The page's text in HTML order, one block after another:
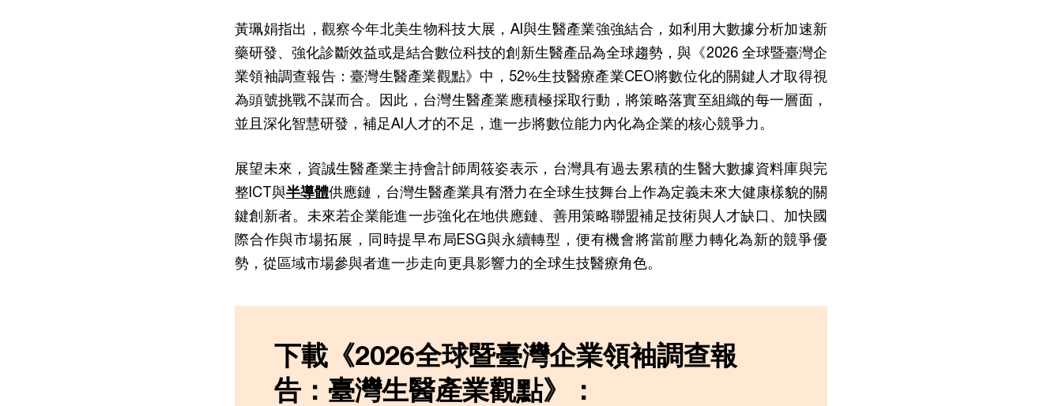
黃珮娟指出，觀察今年北美生物科技大展，AI與生醫產業強強結合，如利用大數據分析加速新
藥研發、強化診斷效益或是結合數位科技的創新生醫產品為全球趨勢，與《2026 全球暨臺灣企
業領袖調查報告：臺灣生醫產業觀點》中，52%生技醫療產業CEO將數位化的關鍵人才取得視
為頭號挑戰不謀而合。因此，台灣生醫產業應積極採取行動，將策略落實至組織的每一層面，
並且深化智慧研發，補足AI人才的不足，進一步將數位能力內化為企業的核心競爭力。
展望未來，資誠生醫產業主持會計師周筱姿表示，台灣具有過去累積的生醫大數據資料庫與完
整ICT與半導體供應鏈，台灣生醫產業具有潛力在全球生技舞台上作為定義未來大健康樣貌的關
鍵創新者。未來若企業能進一步強化在地供應鏈、善用策略聯盟補足技術與人才缺口、加快國
際合作與市場拓展，同時提早布局ESG與永續轉型，便有機會將當前壓力轉化為新的競爭優
勢，從區域市場參與者進一步走向更具影響力的全球生技醫療角色。
下載《2026全球暨臺灣企業領袖調查報
告：臺灣生醫產業觀點》：